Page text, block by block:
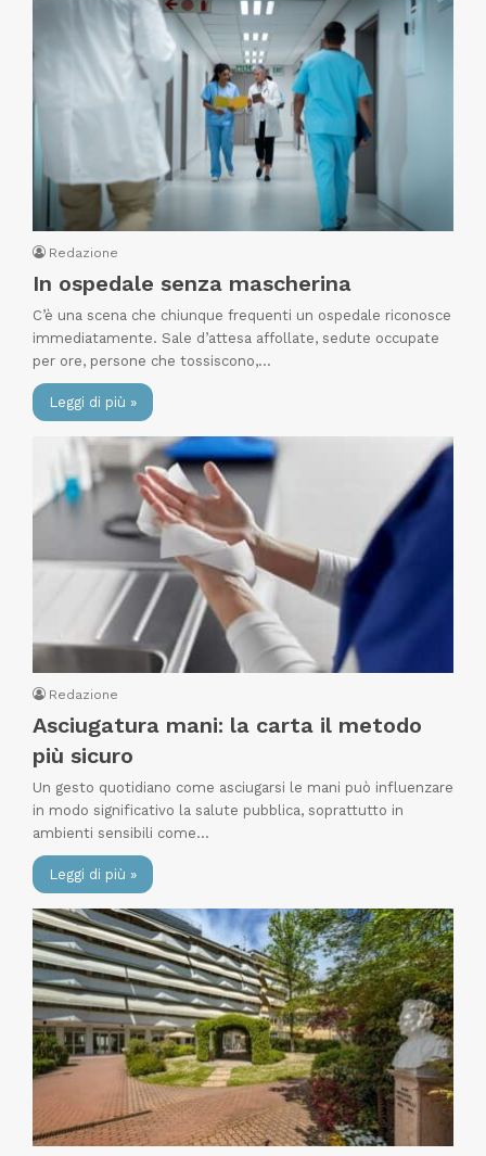
Redazione
In ospedale senza mascherina
C’è una scena che chiunque frequenti un ospedale riconosce
immediatamente. Sale d’attesa affollate, sedute occupate
per ore, persone che tossiscono,…
Leggi di più »
Redazione
Asciugatura mani: la carta il metodo
più sicuro
Un gesto quotidiano come asciugarsi le mani può influenzare
in modo significativo la salute pubblica, soprattutto in
ambienti sensibili come…
Leggi di più »